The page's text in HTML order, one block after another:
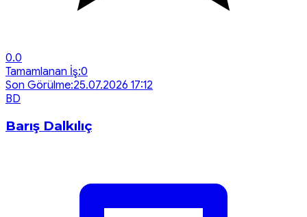
0.0
Tamamlanan İş:0
Son Görülme:25.07.2026 17:12
BD
Barış Dalkılıç